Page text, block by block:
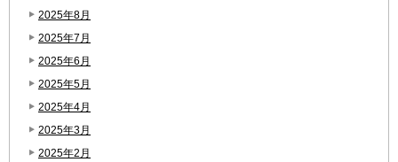
2025年8月
2025年7月
2025年6月
2025年5月
2025年4月
2025年3月
2025年2月